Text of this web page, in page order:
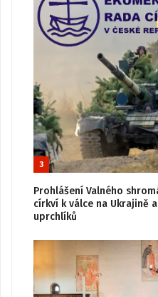
3
Prohlášení Valného
církví k válce na Ukrajině
uprchlíků